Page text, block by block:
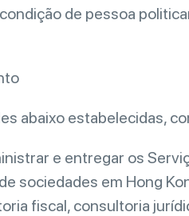
de pessoa
abaixo estabelecidas,
e entregar os
sociedades em Hong
fiscal, consultoria